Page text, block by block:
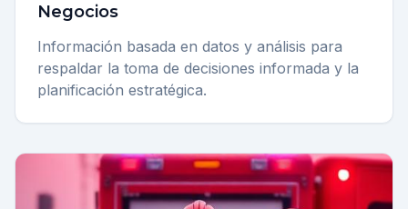
Negocios
Información basada en datos y análisis para
respaldar la toma de decisiones informada y la
planificación estratégica.